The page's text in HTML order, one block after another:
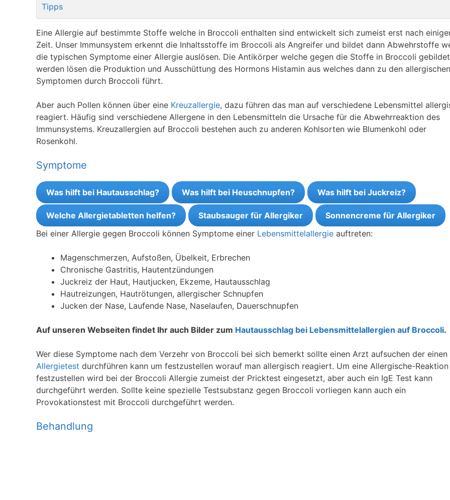
Tipps
Eine Allergie auf bestimmte Stoffe welche in Broccoli enthalten sind entwickelt sich zumeist erst nach
Zeit. Unser Immunsystem erkennt die Inhaltsstoffe im Broccoli als Angreifer und bildet dann Abwehrstoffe
die typischen Symptome einer Allergie auslösen. Die Antikörper welche gegen die Stoffe in Broccoli gebildet
werden lösen die Produktion und Ausschüttung des Hormons Histamin aus welches dann zu den allergischen
Symptomen durch Broccoli führt.
Aber auch Pollen können über eine Kreuzallergie, dazu führen das man auf verschiedene Lebensmittel
reagiert. Häufig sind verschiedene Allergene in den Lebensmitteln die Ursache für die Abwehrreaktion des
Immunsystems. Kreuzallergien auf Broccoli bestehen auch zu anderen Kohlsorten wie Blumenkohl oder
Rosenkohl.
Symptome
Was hilft bei Hautausschlag? Was hilft bei Heuschnupfen? Was hilft bei Juckreiz?
Welche Allergietabletten helfen? Staubsauger für Allergiker
Sonnencreme für Allergiker
Bei einer Allergie gegen Broccoli können Symptome einer Lebensmittelallergie auftreten:
Magenschmerzen, Aufstoßen, Übelkeit, Erbrechen
Chronische Gastritis, Hautentzündungen
Juckreiz der Haut, Hautjucken, Ekzeme, Hautausschlag
Hautreizungen, Hautrötungen, allergischer Schnupfen
Jucken der Nase, Laufende Nase, Naselaufen, Dauerschnupfen
Auf unseren Webseiten findet Ihr auch Bilder zum Hautausschlag bei Lebensmittelallergien auf Broccoli.
Wer diese Symptome nach dem Verzehr von Broccoli bei sich bemerkt sollte einen Arzt aufsuchen der einen
Allergietest durchführen kann um festzustellen worauf man allergisch reagiert. Um eine Allergische-Reaktion
festzustellen wird bei der Broccoli Allergie zumeist der Pricktest eingesetzt, aber auch ein IgE Test kann
durchgeführt werden. Sollte keine spezielle Testsubstanz gegen Broccoli vorliegen kann auch ein
Provokationstest mit Broccoli durchgeführt werden.
Behandlung